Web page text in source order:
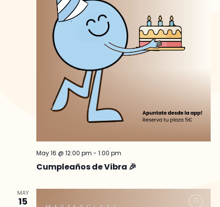
May 16 @ 12:00 pm - 1:00 pm
Cumpleaños de Vibra 🎉
MAY
15